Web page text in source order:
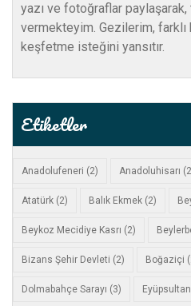
yazı ve fotoğraflar
vermekteyim. Gezilerim, farklı
keşfetme isteğini yansıtır.
Etiketler
Anadolufeneri (2) Anadoluhisarı
Atatürk (2) Balık Ekmek (2)
Beykoz Mecidiye Kasrı (2)
Bizans Şehir Devleti (2) Boğaziçi
Dolmabahçe Sarayı (3) Eyüpsultan